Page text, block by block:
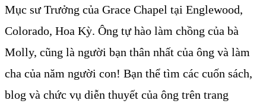
Mục sư Trưởng của Grace Chapel tại Englewood,
Colorado, Hoa Kỳ. Ông tự hào làm chồng của bà
Molly, cũng là người bạn thân nhất của ông và làm
cha của năm người con! Bạn thể tìm các cuốn sách,
blog và chức vụ diễn thuyết của ông trên trang